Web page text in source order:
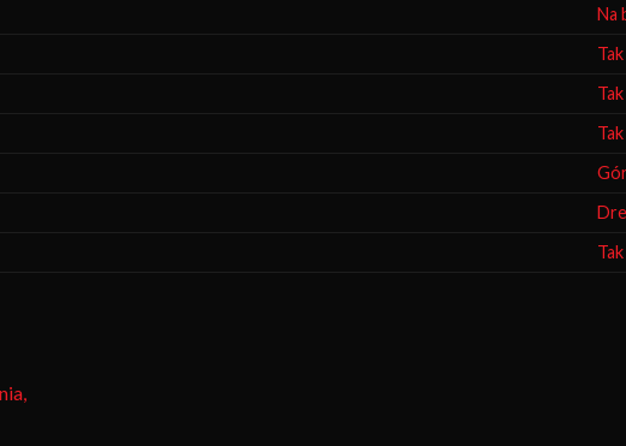
Na
Tak
Tak
Tak
Tak